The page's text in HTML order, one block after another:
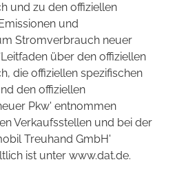
und zu den offiziellen
und
Stromverbrauch neuer
über den offiziellen
die offiziellen spezifischen
den offiziellen
Pkw' entnommen
Verkaufsstellen und bei der
Treuhand GmbH'
ist unter www.dat.de.